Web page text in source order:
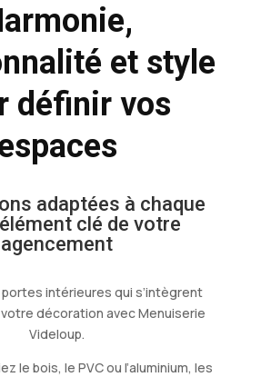
et style
définir vos
adaptées à chaque
clé de votre
agencement
intérieures qui s’intègrent
décoration avec Menuiserie
Videloup.
le bois, le PVC ou l’aluminium, les